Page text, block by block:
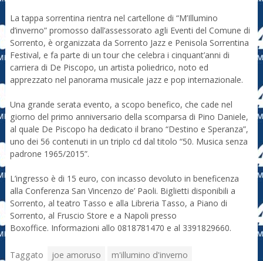
La tappa sorrentina rientra nel cartellone di “M’Illumino
d’inverno” promosso dall’assessorato agli Eventi del Comune di
Sorrento, è organizzata da Sorrento Jazz e Penisola Sorrentina
Festival, e fa parte di un tour che celebra i cinquant’anni di
carriera di De Piscopo, un artista poliedrico, noto ed
apprezzato nel panorama musicale jazz e pop internazionale.
Una grande serata evento, a scopo benefico, che cade nel
giorno del primo anniversario della scomparsa di Pino Daniele,
al quale De Piscopo ha dedicato il brano “Destino e Speranza”,
uno dei 56 contenuti in un triplo cd dal titolo “50. Musica senza
padrone 1965/2015”.
L’ingresso è di 15 euro, con incasso devoluto in beneficenza
alla Conferenza San Vincenzo de’ Paoli. Biglietti disponibili a
Sorrento, al teatro Tasso e alla Libreria Tasso, a Piano di
Sorrento, al Fruscio Store e a Napoli presso
Boxoffice. Informazioni allo 0818781470 e al 3391829660.
Taggato joe amoruso
m'illumino d'inverno